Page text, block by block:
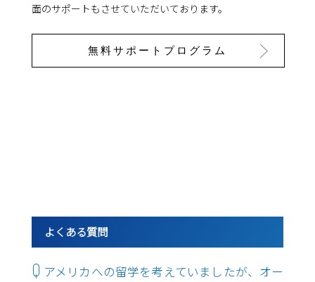
面のサポートもさせていただいております。
無料サポートプログラム
よくある質問
Q アメリカへの留学を考えていましたが、オー